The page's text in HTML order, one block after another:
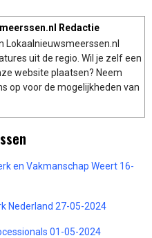
Redactie
Lokaalnieuwsmeerssen.nl
uit de regio. Wil je zelf een
website plaatsen? Neem
op voor de mogelijkheden van
en Vakmanschap Weert 16-
Nederland 27-05-2024
01-05-2024